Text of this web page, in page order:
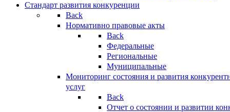
Стандарт развития конкуренции
Back
Нормативно правовые акты
Back
Федеральные
Региональные
Муниципальные
Мониторинг состояния и развития
услуг
Back
Отчет о состоянии и развитии